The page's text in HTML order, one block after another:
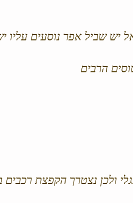
שביל אפר נוסעים עליו
הרבים
ולכן נצטרך הקפצת